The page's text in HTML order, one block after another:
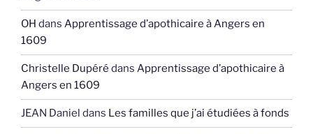
OH dans Apprentissage d’apothicaire à Angers en
1609
Christelle Dupéré dans Apprentissage d’apothicaire à
Angers en 1609
JEAN Daniel dans Les familles que j’ai étudiées à fonds